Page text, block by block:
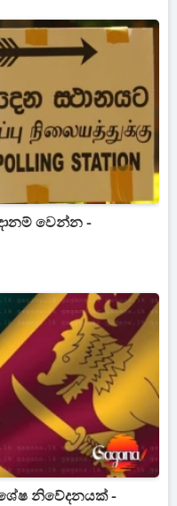
වෙන්න -
නිවේදනයක් -